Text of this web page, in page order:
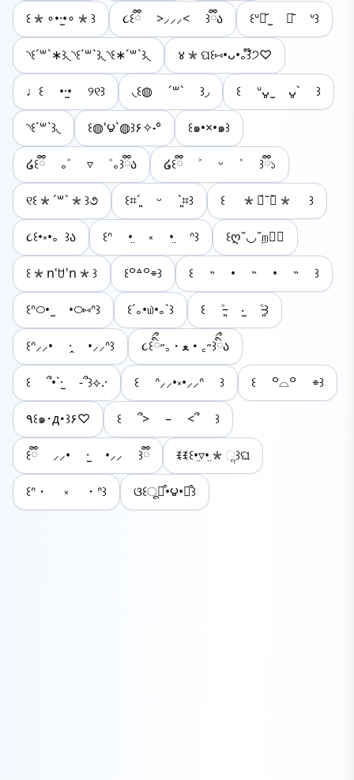
꒰*∘•·̫•∘*꒱ ૮꒰ྀི >⸝⸝⸝< ꒱ྀིა ꒰ᐡ⌯᷄︎ ̫ ⌯᷅︎ ᐡ꒱
◝꒰´꒳`∗꒱◟◝꒰´꒳`꒱◟◝꒰∗´꒳`꒱◟ ४*ପ꒰⑅•ᴗ•｡꒱໊੭♡
♩꒰ •·̫• ୨୧꒱ ◟꒰◍ ´꒳` ꒱◞ ꒰ ᐡᴗ͈ ̫ ᴗ͈` ꒱
◝꒰´꒳`꒱◟ ꒰◍'౪`◍꒱۶✧˖° ꒰๑•×•๑꒱
໒꒰ྀི ｡˃ ▿ ˂｡꒱ྀིა ໒꒰ྀི ˃ ᵕ ˂ ꒱ྀི১
୧꒰*´꒳`*꒱૭ ꒰⌗´͈ ᵕ `͈⌗꒱ ꒰ *ฅ́˘ฅ̀* ꒱
૮꒰•༝•。꒱ა ꒰ᐢ •̤ ༝ •̤ ᐢ꒱ ꒰ღ˘◡˘ற꒱⃛
꒰*n'ꇴ'n*꒱ ꒰꒪꒫꒪⌯꒱ ꒰ ˵ • ˵ • ˵ ꒱
‎꒰ᐢ࿀• ̫ •࿀⑅ᐢ꒱ ꒰´｡•௰•｡`꒱ ꒰ ˃̵͈ ‧̫ ˂̵͈꒱
꒰ᐢ⸝⸝• ·̭ •⸝⸝ᐢ꒱ ૮꒰ིྀ˶꜆・ﻌ・꜀˶꒱ིྀა
꒰ ՞•`·̫ ‐՞꒱⟡.· ꒰ ᐢ⸝⸝•༝•⸝⸝ᐢ ꒱ ꒰ ꒪⌓꒪ ⌯꒱
٩꒰๑･д･꒱۶♡ ꒰ ՞> – <՞ ꒱
꒰ྀི ⸝⸝• ·̫ •⸝⸝ ꒱ྀི ꉂꉂ꒰•̤▿•̤*ૢ꒱ଘ
꒰ᐢ・ ༝ ・ᐢ꒱ ଓ꒰ू๑͒•౪•๑͒꒱